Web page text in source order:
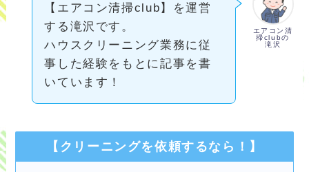
エアコン清
掃clubの
滝沢
【エアコン清掃club】を運営
する滝沢です。
ハウスクリーニング業務に従
事した経験をもとに記事を書
いています！
【クリーニングを依頼するなら！】